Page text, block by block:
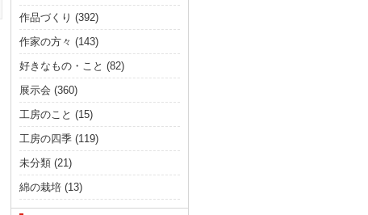
作品づくり (392)
作家の方々 (143)
好きなもの・こと (82)
展示会 (360)
工房のこと (15)
工房の四季 (119)
未分類 (21)
綿の栽培 (13)